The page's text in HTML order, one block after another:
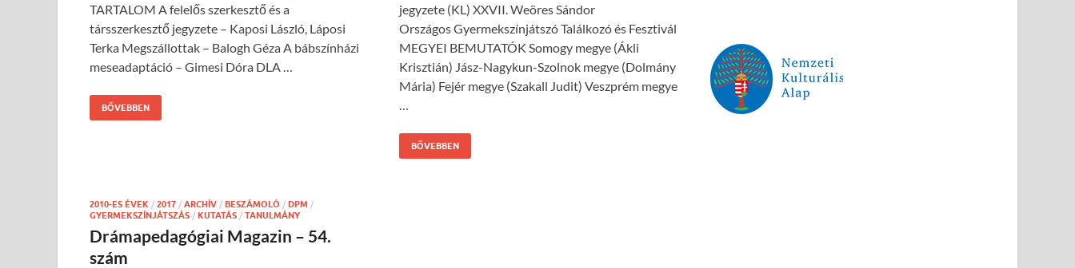
TARTALOM A felelős szerkesztő és a
társszerkesztő jegyzete – Kaposi László, Láposi
Terka Megszállottak – Balogh Géza A bábszínházi
meseadaptáció – Gimesi Dóra DLA …
BŐVEBBEN
jegyzete (KL) XXVII. Weöres Sándor
Országos Gyermekszínjátszó Találkozó és Fesztivál
MEGYEI BEMUTATÓK Somogy megye (Ákli
Krisztián) Jász-Nagykun-Szolnok megye (Dolmány
Mária) Fejér megye (Szakall Judit) Veszprém megye
BŐVEBBEN
2010-ES ÉVEK / 2017 / ARCHÍV / BESZÁMOLÓ / DPM /
GYERMEKSZÍNJÁTSZÁS / KUTATÁS / TANULMÁNY
Drámapedagógiai Magazin – 54.
szám